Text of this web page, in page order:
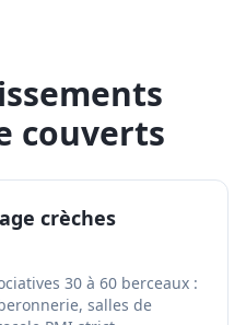
couverts
crèches
30 à 60 berceaux :
salles de